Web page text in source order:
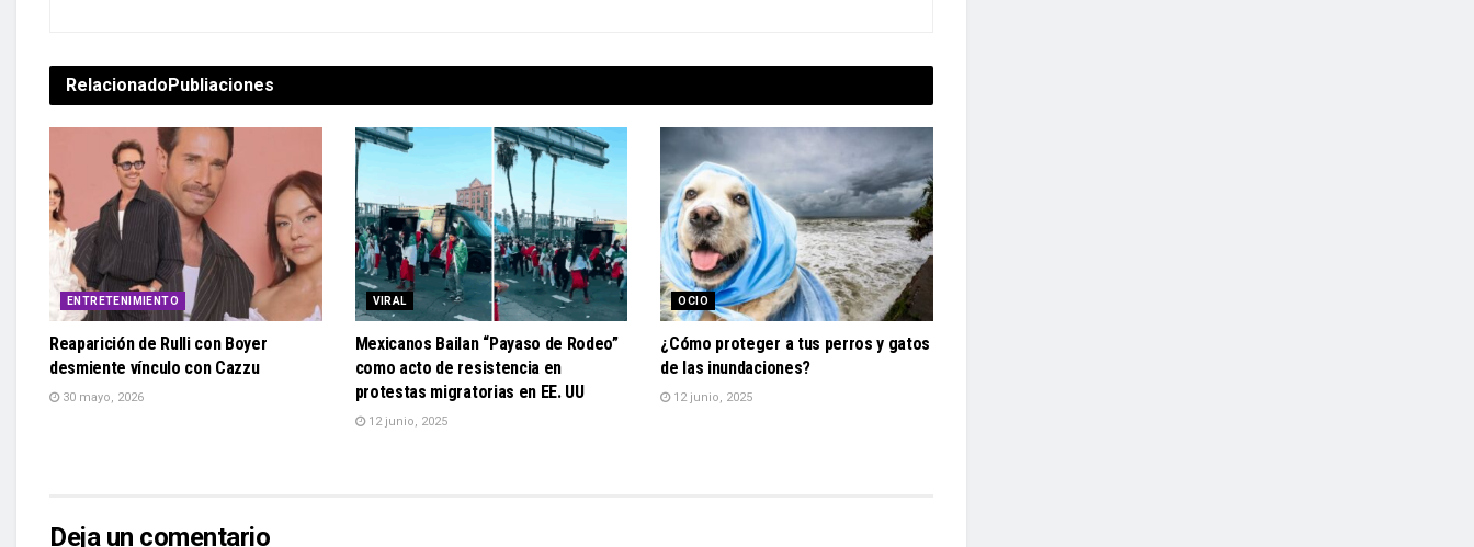
RelacionadoPubliaciones
ENTRETENIMIENTO
Reaparición de Rulli con Boyer
desmiente vínculo con Cazzu
30 mayo, 2026
VIRAL
Mexicanos Bailan “Payaso de Rodeo”
como acto de resistencia en
protestas migratorias en EE. UU
12 junio, 2025
OCIO
¿Cómo proteger a tus perros y gatos
de las inundaciones?
12 junio, 2025
Deja un comentario